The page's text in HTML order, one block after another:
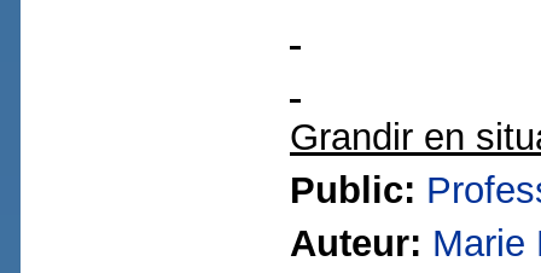
Grandir en
Public:
Auteur: Marie